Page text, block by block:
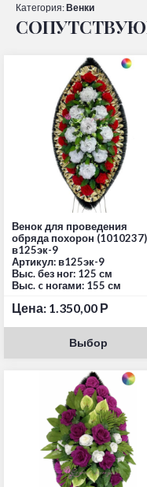
Категория:Венки
Венок для проведения
обряда похорон (1010237)
в125эк-9
Артикул: в125эк-9
Выс. без ног: 125 см
Выс. c ногами: 155 см
Цена: 1.350,00 Р
Выбор